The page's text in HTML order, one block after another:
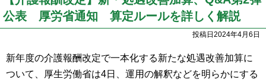
公表 厚労省通知 算定ルールを詳しく解説
投稿日2024年4月6日
新年度の介護報酬改定で一本化する新たな処遇改善加算に
ついて、厚生労働省は4日、運用の解釈などを明らかにする